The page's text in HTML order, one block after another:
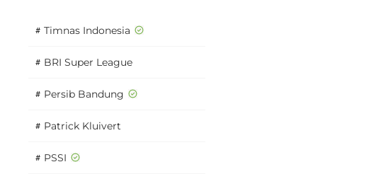
# Timnas Indonesia
# BRI Super League
# Persib Bandung
# Patrick Kluivert
# PSSI